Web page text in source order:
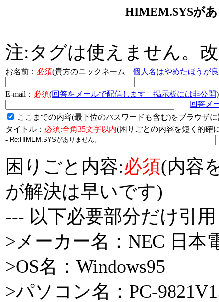
HIMEM.SYSが
注:タグは使えません。
お名前： 必須(貴方のニックネーム 個人名はやめたほうが
E-mail： 必須(回答をメールで配信します 掲示板には非公開)
回答メ
ここまでの内容(最下位のパスワードも含む)をブラウザ
タイトル： 必須:全角35文字以内(困りごとの内容を短く的
-
困りごと内容:必須(内容
が解決は早いです)
--- 以下必要部分だけ引
>メーカー名：NEC 日本
>OS名：Windows95
>パソコン名：PC-